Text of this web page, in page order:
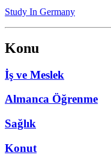
Study In Germany
Konu
İş ve Meslek
Almanca Öğrenme
Sağlık
Konut